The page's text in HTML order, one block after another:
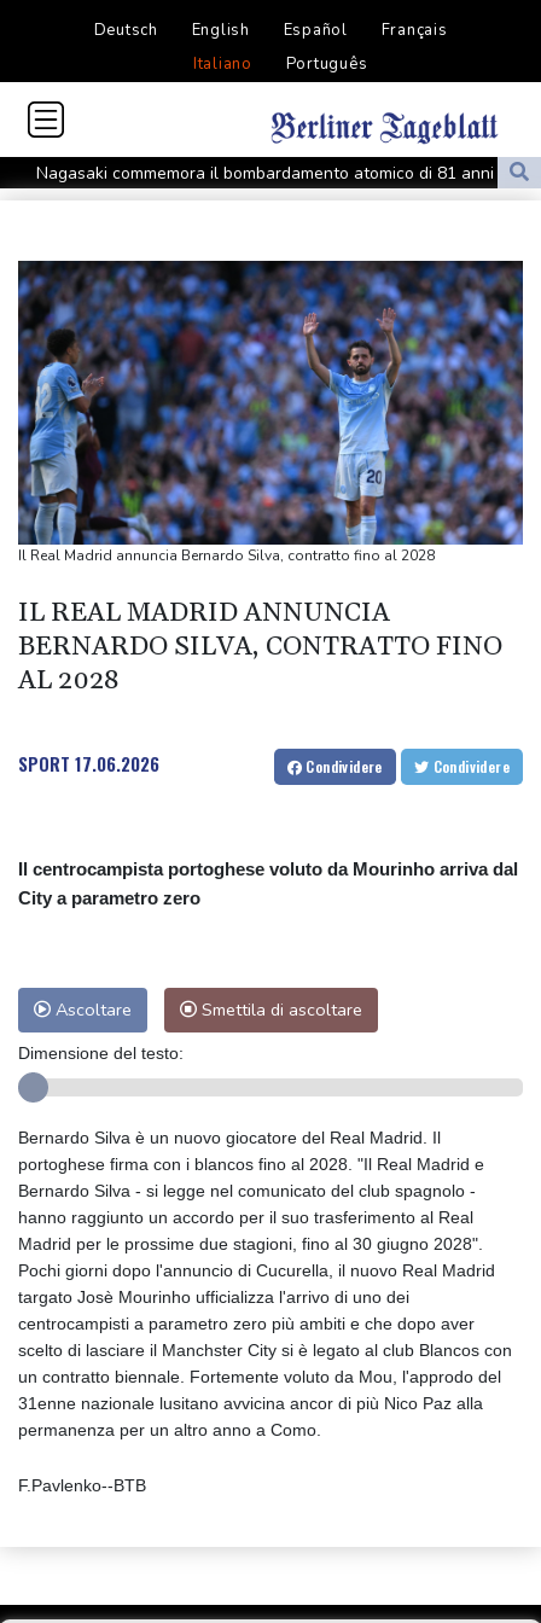
Deutsch English Español
Français
Italiano
Português
Nagasaki commemora il bombardamento atomico di 81 anni fa
Ankara, 'Egitto potrebbe essere il prossimo ad aderire al Patto
Ankara, 'Egitto potrebbe essere il prossimo ad aderire al Patto
della Mecca'
Tennis, n.1 al mondo Sabalenka sconfitta da Alexandrova a
Toronto
Tennis, n.1 al mondo Sabalenka sconfitta da Alexandrova a
Toronto
Odessa sotto attacco russo, danneggiati edifici e infrastrutture
Odessa sotto attacco russo, danneggiati edifici e infrastrutture
Teheran, 'se Usa non correggeranno il loro comportamento
Teheran, 'se Usa non correggeranno il loro comportamento
Hormuz resterà chiuso'
Malagò alla Gazzetta dello Sport, "Bianchedi capo delegazione
Il Real Madrid annuncia Bernardo Silva, contratto fino al 2028
IL REAL MADRID ANNUNCIA
BERNARDO SILVA, CONTRATTO FINO
AL 2028
SPORT 17.06.2026 Condividere Condividere
Il centrocampista portoghese voluto da Mourinho arriva dal
City a parametro zero
Ascoltare Smettila di ascoltare
Dimensione del testo:
Bernardo Silva è un nuovo giocatore del Real Madrid. Il
portoghese firma con i blancos fino al 2028. "Il Real Madrid e
Bernardo Silva - si legge nel comunicato del club spagnolo -
hanno raggiunto un accordo per il suo trasferimento al Real
Madrid per le prossime due stagioni, fino al 30 giugno 2028".
Pochi giorni dopo l'annuncio di Cucurella, il nuovo Real Madrid
targato Josè Mourinho ufficializza l'arrivo di uno dei
centrocampisti a parametro zero più ambiti e che dopo aver
scelto di lasciare il Manchster City si è legato al club Blancos con
un contratto biennale. Fortemente voluto da Mou, l'approdo del
31enne nazionale lusitano avvicina ancor di più Nico Paz alla
permanenza per un altro anno a Como.
F.Pavlenko--BTB